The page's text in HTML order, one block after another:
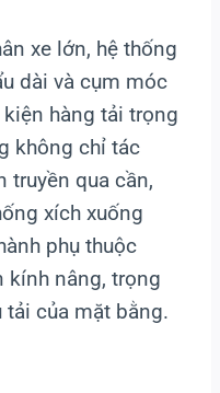
xe lớn, hệ thống
dài và cụm móc
hàng tải trọng
không chỉ tác
truyền qua cần,
xích xuống
phụ thuộc
kính nâng, trọng
của mặt bằng.